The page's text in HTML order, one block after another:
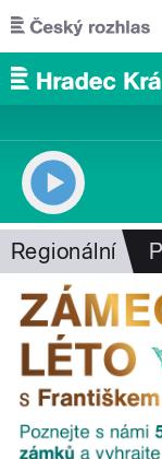
Přejít k hlavnímu
Regionální